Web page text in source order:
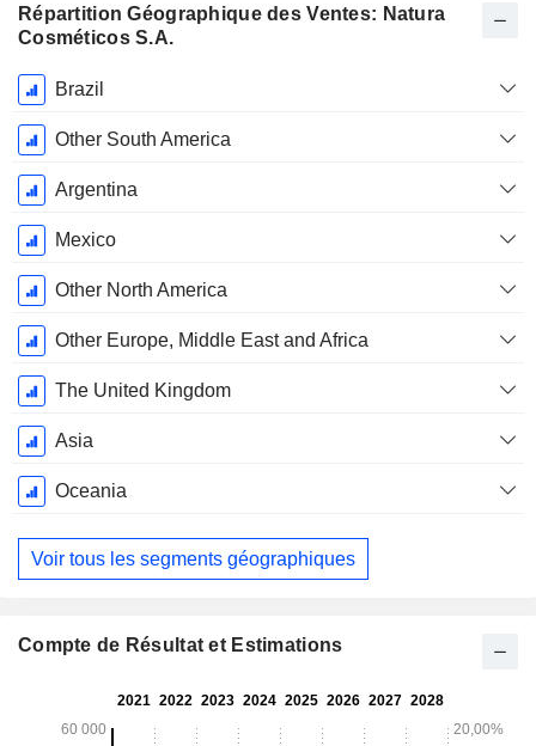
Répartition Géographique des Ventes: Natura
Cosméticos S.A.
Période
Fiscale:
Décembre
Brazil
Other South America
Argentina
Mexico
Other North America
Other Europe, Middle East and Africa
The United Kingdom
Asia
Oceania
Voir tous les segments géographiques
Compte de Résultat et Estimations